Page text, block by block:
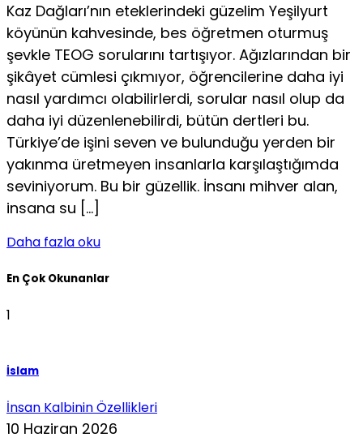
Kaz Dağları’nın eteklerindeki güzelim Yeşilyurt
köyünün kahvesinde, bes öğretmen oturmuş
şevkle TEOG sorularını tartışıyor. Ağızlarından bir
şikâyet cümlesi çıkmıyor, öğrencilerine daha iyi
nasıl yardımcı olabilirlerdi, sorular nasıl olup da
daha iyi düzenlenebilirdi, bütün dertleri bu.
Türkiye’de işini seven ve bulunduğu yerden bir
yakınma üretmeyen insanlarla karşılaştığımda
seviniyorum. Bu bir güzellik. İnsanı mihver alan,
insana su […]
Daha fazla oku
En Çok Okunanlar
1
İslam
İnsan Kalbinin Özellikleri
10 Haziran 2026